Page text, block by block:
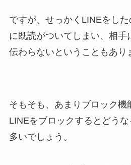
ですが、せっかくLINEをし
に既読がついてしまい、相手
伝わらないということもあり
そもそも、あまりブロック機
LINEをブロックするとどう
多いでしょう。